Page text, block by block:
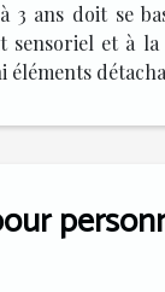
ans doit se
et à